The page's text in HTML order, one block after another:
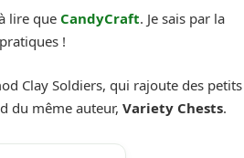
lire que CandyCraft. Je sais par la
!
Clay Soldiers, qui rajoute des petits
du même auteur, Variety Chests.